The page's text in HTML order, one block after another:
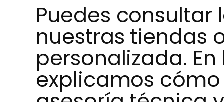
Puedes
nuestras tiendas
personalizada.
explicamos